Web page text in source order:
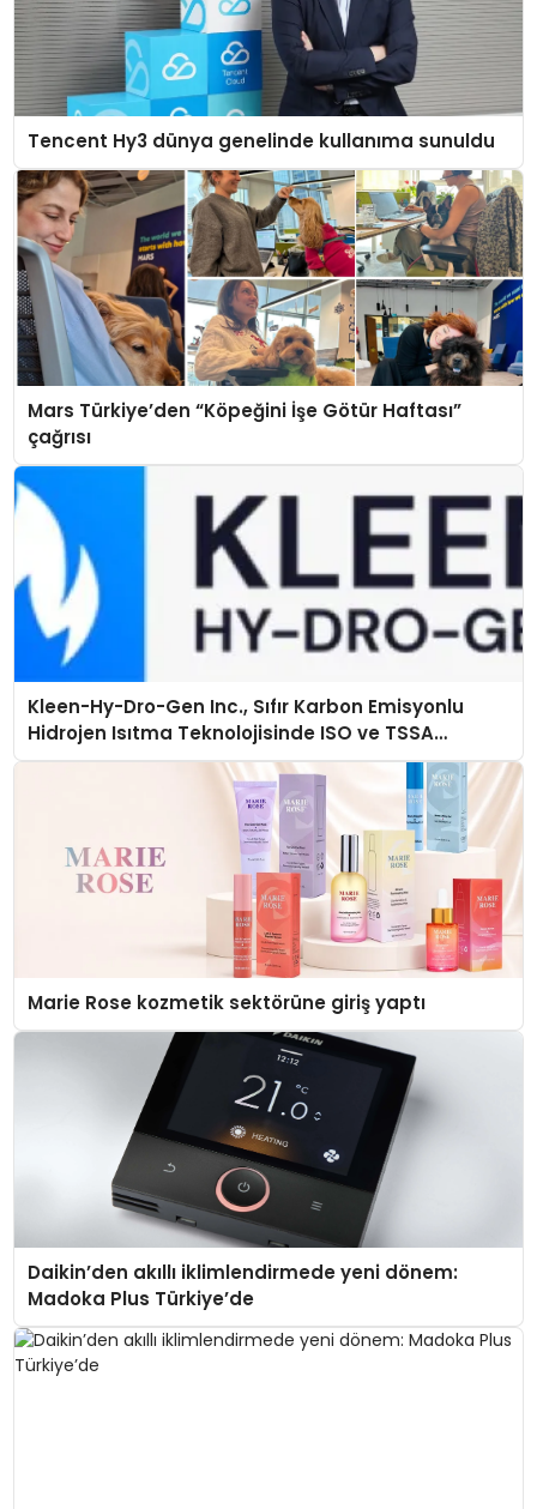
Tencent Hy3 dünya genelinde kullanıma sunuldu
Mars Türkiye’den “Köpeğini İşe Götür Haftası”
çağrısı
Kleen-Hy-Dro-Gen Inc., Sıfır Karbon Emisyonlu
Hidrojen Isıtma Teknolojisinde ISO ve TSSA
Düzenleyici Onaylarını Aldı
Marie Rose kozmetik sektörüne giriş yaptı
Daikin’den akıllı iklimlendirmede yeni dönem:
Madoka Plus Türkiye’de